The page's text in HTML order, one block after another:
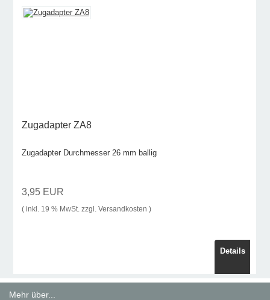
Zugadapter ZA8
Zugadapter Durchmesser 26 mm ballig
3,95 EUR
( inkl. 19 % MwSt. zzgl. Versandkosten )
Details
Mehr über...